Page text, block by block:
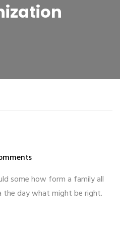
some how form a family all
day what might be right.